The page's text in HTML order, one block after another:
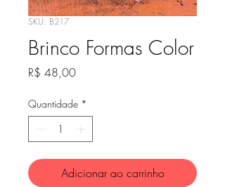
SKU: B217
Brinco Formas Color
R$ 48,00Preço
Quantidade *
Adicionar ao carrinho